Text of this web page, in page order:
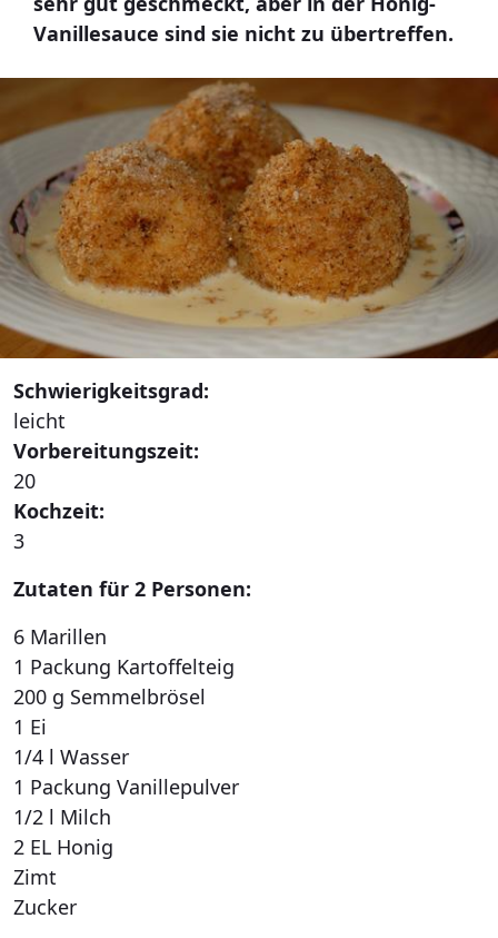
Vanillesauce sind sie nicht zu übertreffen.
Schwierigkeitsgrad:
leicht
Vorbereitungszeit:
20
Kochzeit:
3
Zutaten für 2 Personen:
6 Marillen
1 Packung Kartoffelteig
200 g Semmelbrösel
1 Ei
1/4 l Wasser
1 Packung Vanillepulver
1/2 l Milch
2 EL Honig
Zimt
Zucker